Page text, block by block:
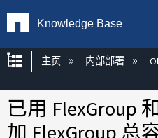
Knowledge Base
扩展/隐缩全局层次
主页 内部部署
已用 FlexGroup
加 FlexGroup 总